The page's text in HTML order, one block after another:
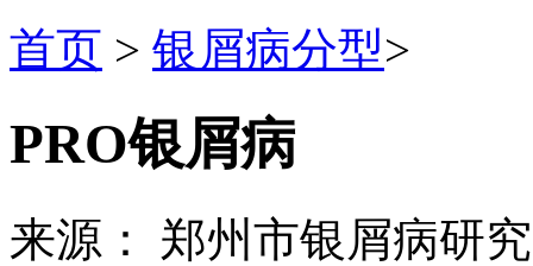
首页 > 银屑病分型>
PRO银屑病
来源： 郑州市银屑病研